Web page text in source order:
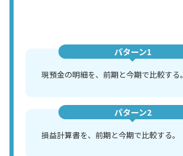
パターン1
現預金の明細を、前期と今期で比較する。
パターン2
損益計算書を、前期と今期で比較する。